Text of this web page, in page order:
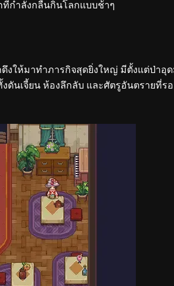
ที่กำลังกลืนกินโลกแบบช้าๆ
ดึงให้มาทำภารกิจสุดยิ่งใหญ่ มีตั้งแต่ป่าอุ
นเจี้ยน ห้องลึกลับ และศัตรูอันตรายที่รอ